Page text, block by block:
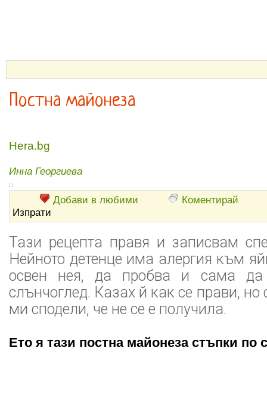
Постна майонеза
Hera.bg
Инна Георгиева
Добави в любими
Коментирай
Изпрати
Тази рецепта правя и записвам
Нейното детенце има алергия към
освен нея, да пробва и сама
слънчоглед. Казах й как се прави, но
ми сподели, че не се е получила.
Ето я тази постна майонеза стъпки по